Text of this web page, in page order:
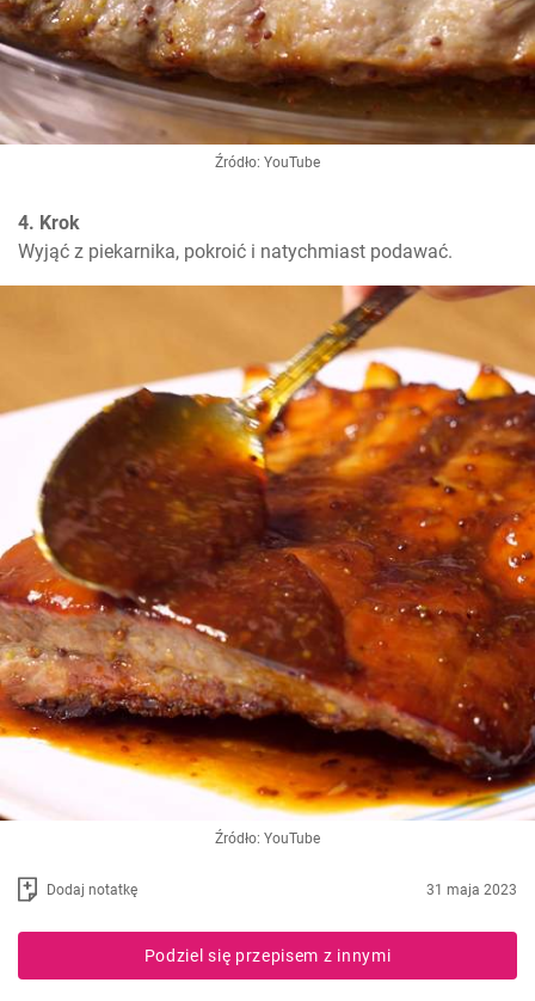
Źródło: YouTube
4. Krok
Wyjąć z piekarnika, pokroić i natychmiast podawać.
Źródło: YouTube
Dodaj notatkę 31 maja 2023
Podziel się przepisem z innymi